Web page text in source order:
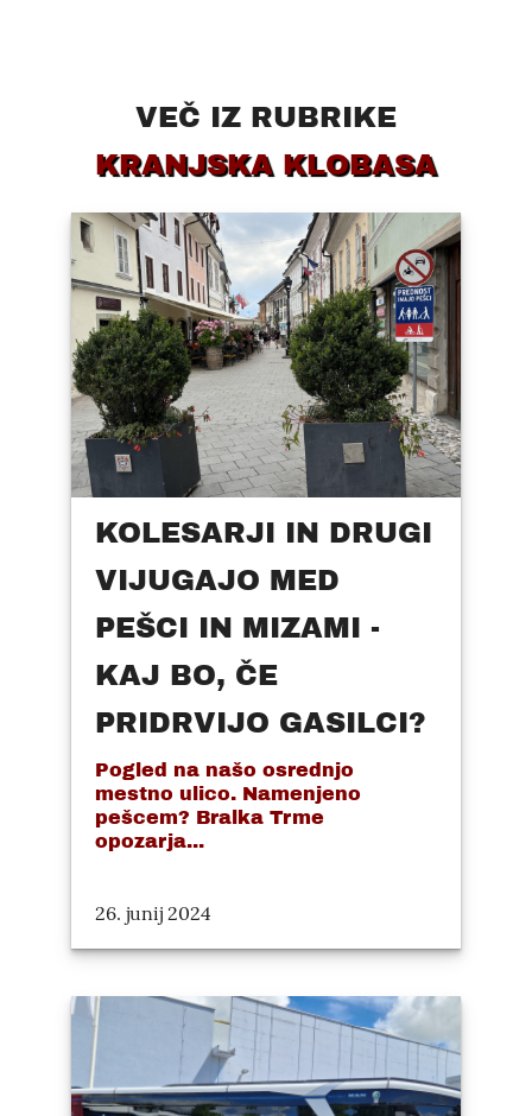
VEČ IZ RUBRIKE
KRANJSKA KLOBASA
KOLESARJI IN DRUGI
VIJUGAJO MED
PEŠCI IN MIZAMI -
KAJ BO, ČE
PRIDRVIJO GASILCI?
Pogled na našo osrednjo
mestno ulico. Namenjeno
pešcem? Bralka Trme
opozarja...
26. junij 2024